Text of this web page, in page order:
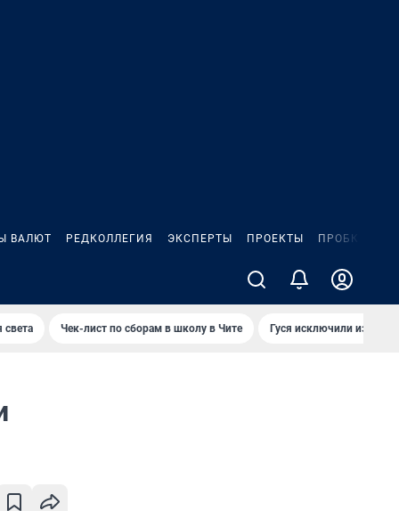
ВАЛЮТ РЕДКОЛЛЕГИЯ ЭКСПЕРТЫ ПРОЕКТЫ ПРОБКИ
света Чек-лист по сборам в школу в Чите Гуся исключили из